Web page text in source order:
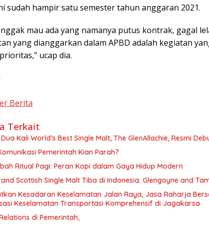
sudah hampir satu semester tahun anggaran 2021.
nggak mau ada yang namanya putus kontrak, gagal
yang dianggarkan dalam APBD adalah kegiatan
ucap dia.
Berita
Terkait
Kali World’s Best Single Malt, The GlenAllachie, Resmi
Pemerintah Kian Parah?
Ritual Pagi: Peran Kopi dalam Gaya Hidup Modern
Scottish Single Malt Tiba di Indonesia: Glengoyne and
Kesadaran Keselamatan Jalan Raya, Jasa Raharja
Keselamatan Transportasi Komprehensif di Jagakarsa
di Pemerintah,